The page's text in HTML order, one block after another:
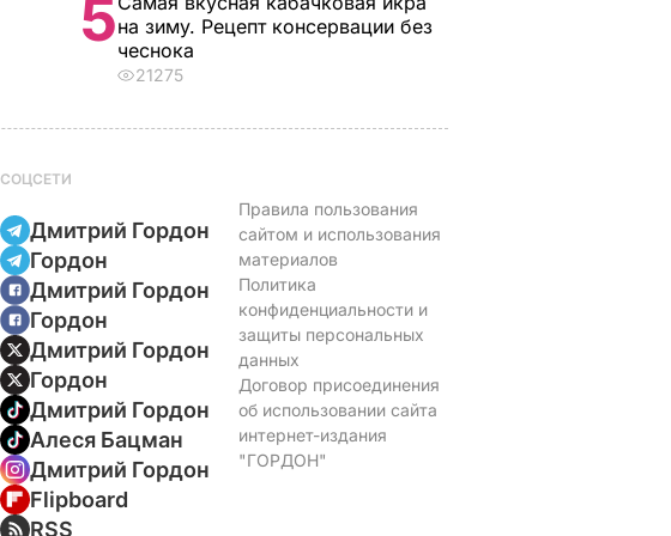
5на зиму. Рецепт консервации без
чеснока
21275
СОЦСЕТИ
Дмитрий Гордон
Гордон
Дмитрий Гордон
Гордон
Дмитрий Гордон
Гордон
Дмитрий Гордон
Алеся Бацман
Дмитрий Гордон
Flipboard
RSS
Правила пользования
сайтом и использования
материалов
Политика
конфиденциальности и
защиты персональных
данных
Договор присоединения
об использовании сайта
интернет-издания
"ГОРДОН"